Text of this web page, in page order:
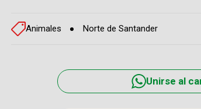
Animales Norte de Santander
Unirse al